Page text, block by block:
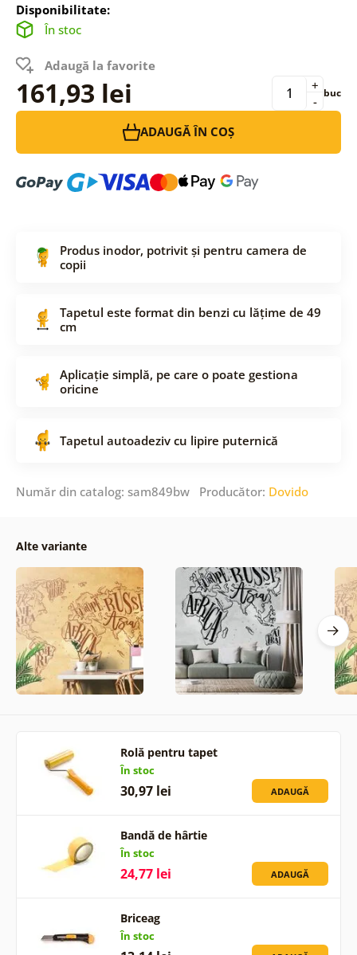
Disponibilitate:
În stoc
Adaugă la favorite
161,93 lei -
+ buc
ADAUGĂ ÎN COȘ
Produs inodor, potrivit și pentru camera de
copii
Tapetul este format din benzi cu lățime de 49
cm
Aplicație simplă, pe care o poate gestiona
oricine
Tapetul autoadeziv cu lipire puternică
Număr din catalog: sam849bw Producător: Dovido
Alte variante
Rolă pentru tapet
În stoc
30,97 lei ADAUGĂ
Bandă de hârtie
În stoc
24,77 lei ADAUGĂ
Briceag
În stoc